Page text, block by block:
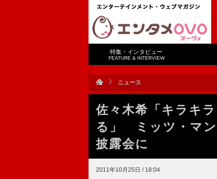
特集・インタビュー
FEATURE & INTERVIEW
ニュース
佐々木希「キラキ
る」 ミッツ・マン
披露会に
2011年10月25日 / 18:04